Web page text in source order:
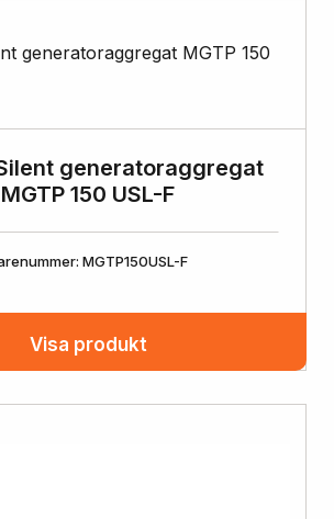
generatoraggregat
MGTP 150 USL-F
MGTP150USL-F
Visa produkt